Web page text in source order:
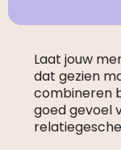
Laat jouw
dat gezien
combineren
goed gevoel